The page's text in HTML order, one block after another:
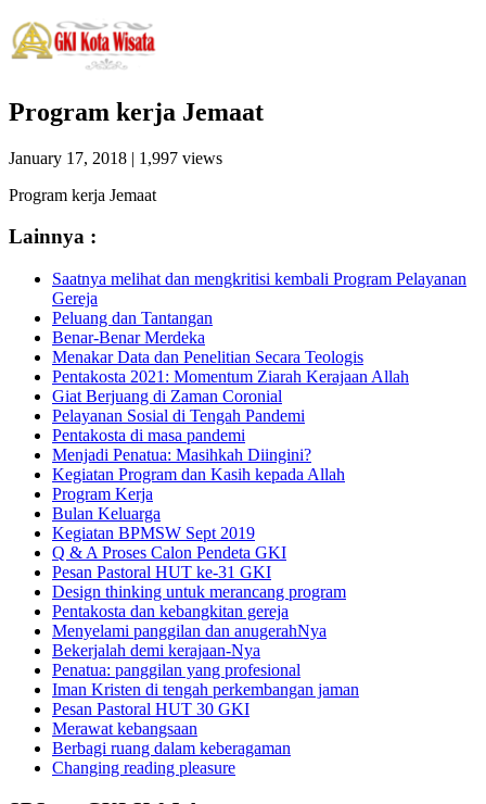
Program kerja Jemaat
January 17, 2018 | 1,997 views
Program kerja Jemaat
Lainnya :
Saatnya melihat dan mengkritisi kembali Program Pelayanan
Gereja
Peluang dan Tantangan
Benar-Benar Merdeka
Menakar Data dan Penelitian Secara Teologis
Pentakosta 2021: Momentum Ziarah Kerajaan Allah
Giat Berjuang di Zaman Coronial
Pelayanan Sosial di Tengah Pandemi
Pentakosta di masa pandemi
Menjadi Penatua: Masihkah Diingini?
Kegiatan Program dan Kasih kepada Allah
Program Kerja
Bulan Keluarga
Kegiatan BPMSW Sept 2019
Q & A Proses Calon Pendeta GKI
Pesan Pastoral HUT ke-31 GKI
Design thinking untuk merancang program
Pentakosta dan kebangkitan gereja
Menyelami panggilan dan anugerahNya
Bekerjalah demi kerajaan-Nya
Penatua: panggilan yang profesional
Iman Kristen di tengah perkembangan jaman
Pesan Pastoral HUT 30 GKI
Merawat kebangsaan
Berbagi ruang dalam keberagaman
Changing reading pleasure